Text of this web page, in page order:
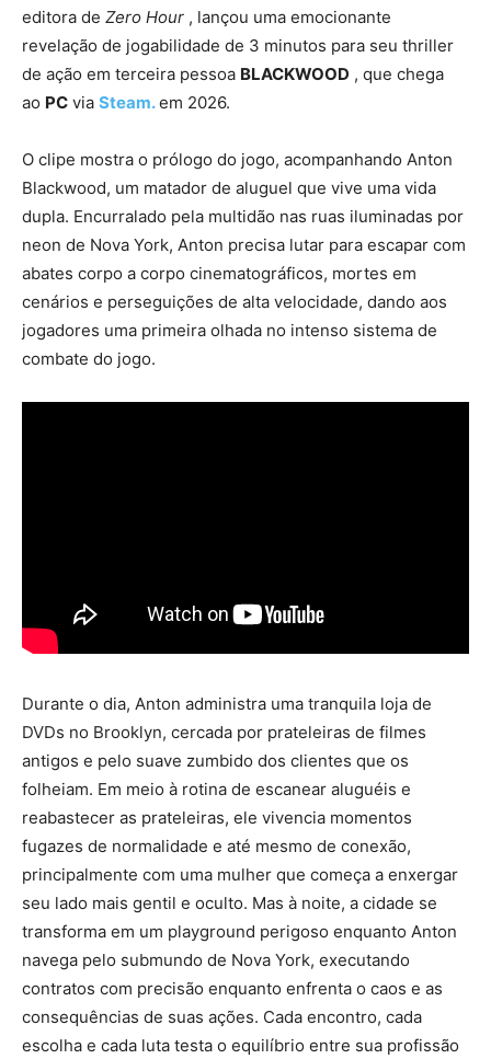
editora de Zero Hour , lançou uma emocionante
revelação de jogabilidade de 3 minutos para seu thriller
de ação em terceira pessoa BLACKWOOD , que chega
ao PC via Steam.em 2026.
O clipe mostra o prólogo do jogo, acompanhando Anton
Blackwood, um matador de aluguel que vive uma vida
dupla. Encurralado pela multidão nas ruas iluminadas por
neon de Nova York, Anton precisa lutar para escapar com
abates corpo a corpo cinematográficos, mortes em
cenários e perseguições de alta velocidade, dando aos
jogadores uma primeira olhada no intenso sistema de
combate do jogo.
Durante o dia, Anton administra uma tranquila loja de
DVDs no Brooklyn, cercada por prateleiras de filmes
antigos e pelo suave zumbido dos clientes que os
folheiam. Em meio à rotina de escanear aluguéis e
reabastecer as prateleiras, ele vivencia momentos
fugazes de normalidade e até mesmo de conexão,
principalmente com uma mulher que começa a enxergar
seu lado mais gentil e oculto. Mas à noite, a cidade se
transforma em um playground perigoso enquanto Anton
navega pelo submundo de Nova York, executando
contratos com precisão enquanto enfrenta o caos e as
consequências de suas ações. Cada encontro, cada
escolha e cada luta testa o equilíbrio entre sua profissão